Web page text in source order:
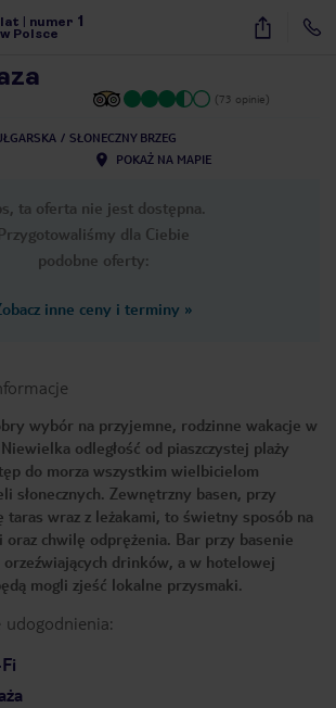
lat numer 1
w Polsce
29
(73 opinie)
SŁONECZNY BRZEG
POKAŻ NA MAPIE
ta oferta nie jest dostępna.
Przygotowaliśmy dla Ciebie
podobne oferty:
inne ceny i terminy »
wybór na przyjemne, rodzinne wakacje w
Niewielka odległość od piaszczystej plaży
do morza wszystkim wielbicielom
słonecznych. Zewnętrzny basen, przy
taras wraz z leżakami, to świetny sposób na
oraz chwilę odprężenia. Bar przy basenie
drinków, a w hotelowej
mogli zjeść lokalne przysmaki.